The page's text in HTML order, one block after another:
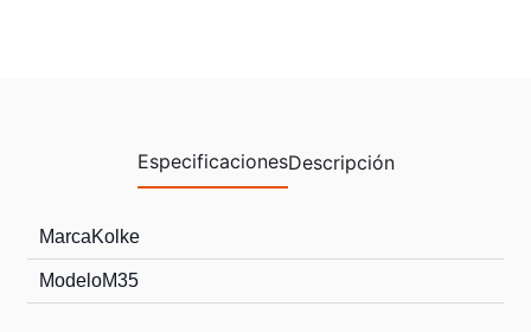
EspecificacionesDescripción
MarcaKolke
ModeloM35